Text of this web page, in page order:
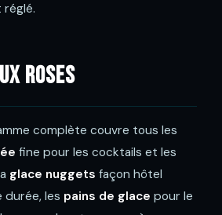
Roses
complète couvre tous les
fine pour les cocktails et les
glace nuggets façon hôtel
durée, les pains de glace pour le